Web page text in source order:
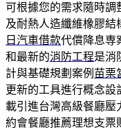
可根據您的需求隨時調
及耐熱人造纖維橡膠結
日汽車借款代償降息専
和最新的消防工程是消
計與基礎規劃案例 苗栗
更新的工具進行概念設
載引進台灣高級餐廳壓
約會餐廳推薦理想支票